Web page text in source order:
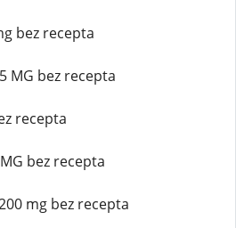
bez recepta
MG bez recepta
recepta
bez recepta
mg bez recepta